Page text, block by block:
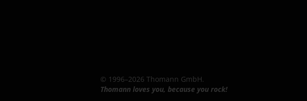
© 1996–2026 Thomann GmbH.
Thomann loves you, because you rock!